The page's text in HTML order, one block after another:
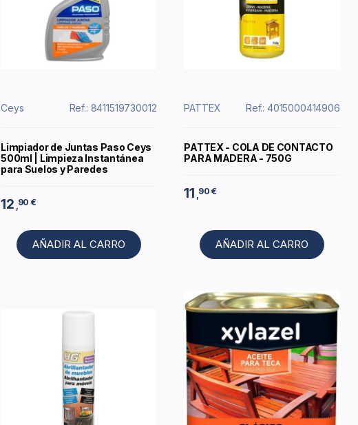
Ceys Ref.: 8411519730012
Limpiador de Juntas Paso Ceys
500ml | Limpieza Instantánea
para Suelos y Paredes
12 ,90 €
AÑADIR AL CARRO
PATTEX Ref.: 4015000414906
PATTEX - COLA DE CONTACTO
PARA MADERA - 750G
11 ,90 €
AÑADIR AL CARRO